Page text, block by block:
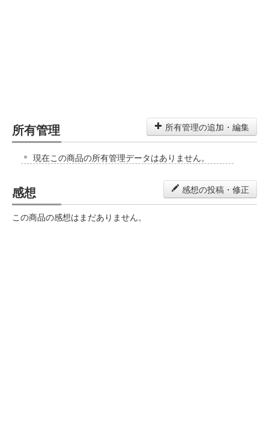
所有管理 所有管理の追加・編集
現在この商品の所有管理データはありません。
感想 感想の投稿・修正
この商品の感想はまだありません。